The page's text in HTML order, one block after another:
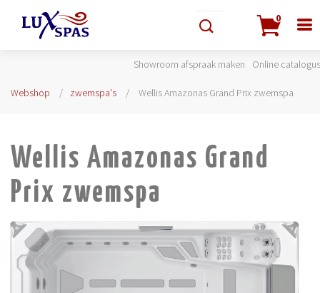
0
Showroom afspraak maken Online catalogus
Webshop zwemspa's Wellis Amazonas Grand Prix zwemspa
Wellis Amazonas Grand
Prix zwemspa